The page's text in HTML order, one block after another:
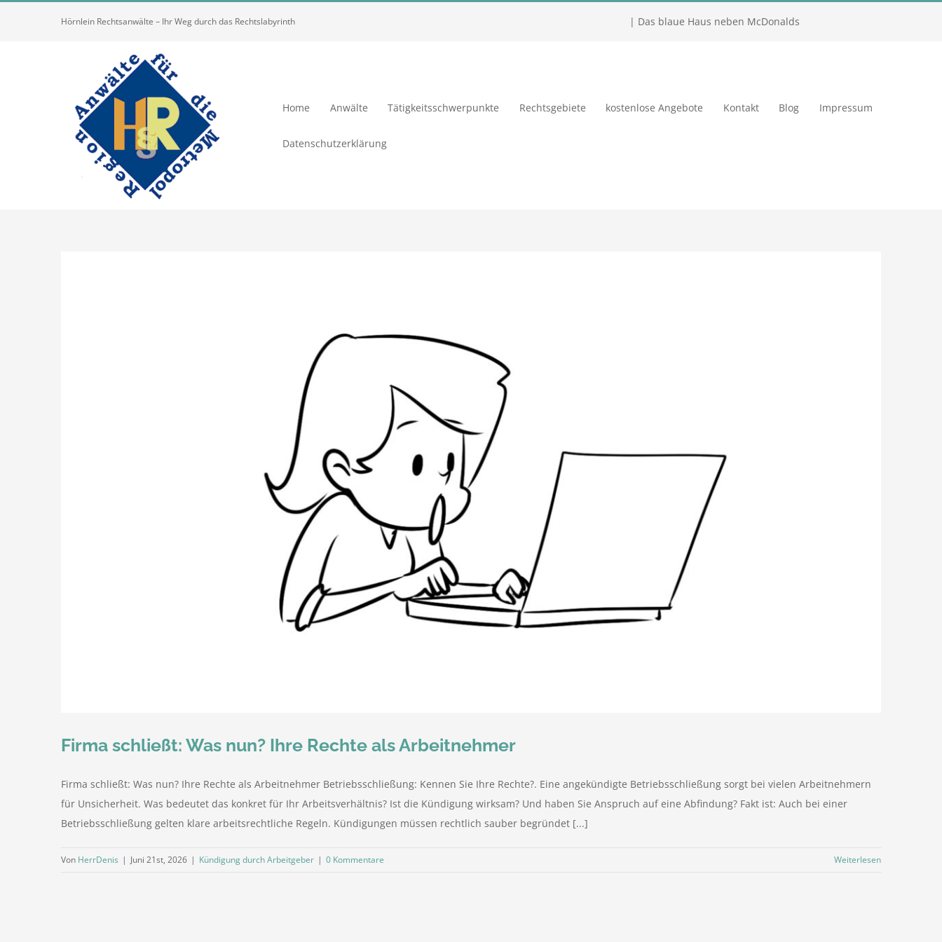
Hörnlein Rechtsanwälte – Ihr Weg durch das Rechtslabyrinth | Das blaue Haus neben McDonalds
Home Anwälte Tätigkeitsschwerpunkte Rechtsgebiete kostenlose Angebote Kontakt Blog Impressum
Datenschutzerklärung
Firma schließt: Was nun? Ihre Rechte als Arbeitnehmer
Firma schließt: Was nun? Ihre Rechte als Arbeitnehmer Betriebsschließung: Kennen Sie Ihre Rechte?. Eine angekündigte Betriebsschließung sorgt bei vielen Arbeitnehmern
für Unsicherheit. Was bedeutet das konkret für Ihr Arbeitsverhältnis? Ist die Kündigung wirksam? Und haben Sie Anspruch auf eine Abfindung? Fakt ist: Auch bei einer
Betriebsschließung gelten klare arbeitsrechtliche Regeln. Kündigungen müssen rechtlich sauber begründet [...]
Von HerrDenis | Juni 21st, 2026 | Kündigung durch Arbeitgeber | 0 Kommentare Weiterlesen